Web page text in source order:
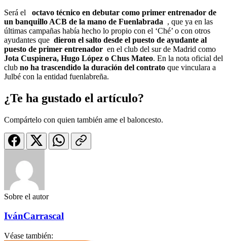
Será el
octavo técnico en debutar como primer entrenador de
un banquillo ACB de la mano de Fuenlabrada , que ya en las
últimas campañas había hecho lo propio con el ‘Ché’ o con otros
ayudantes que dieron el salto desde el puesto de ayudante al
puesto de primer entrenador en el club del sur de Madrid como
Jota Cuspinera, Hugo López o Chus Mateo. En la nota oficial del
club no ha trascendido la duración del contrato que vinculara a
Julbé con la entidad fuenlabreña.
¿Te ha gustado el artículo?
Compártelo con quien también ame el baloncesto.
Sobre el autor
IvánCarrascal
Véase también: